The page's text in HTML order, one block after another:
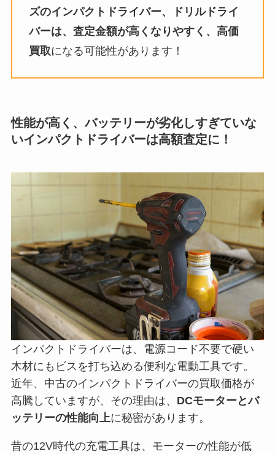
ズのインパクトドライバー、ドリルドライ
バーは、 査定金額が高くなりやすく、高価
買取になる可能性があります！
性能が高く、バッテリーが劣化しすぎていな
いインパクトドライバーは高額査定に！
インパクトドライバーは、電源コード不要で硬い
木材にもビスを打ち込める便利な電動工具です。
近年、中古のインパクトドライバーの買取価格が
高騰していますが、その理由は、 DCモーターとバ
ッテリーの性能向上に秘密があります。
昔の12V時代の充電工具は、モーターの性能が低